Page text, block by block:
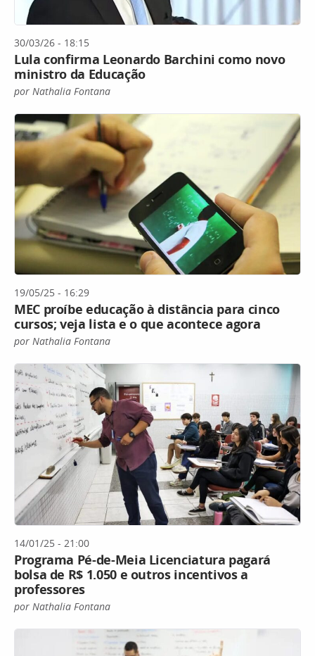
30/03/26 - 18:15
Lula confirma Leonardo Barchini como novo
ministro da Educação
por Nathalia Fontana
19/05/25 - 16:29
MEC proíbe educação à distância para cinco
cursos; veja lista e o que acontece agora
por Nathalia Fontana
14/01/25 - 21:00
Programa Pé-de-Meia Licenciatura pagará
bolsa de R$ 1.050 e outros incentivos a
professores
por Nathalia Fontana